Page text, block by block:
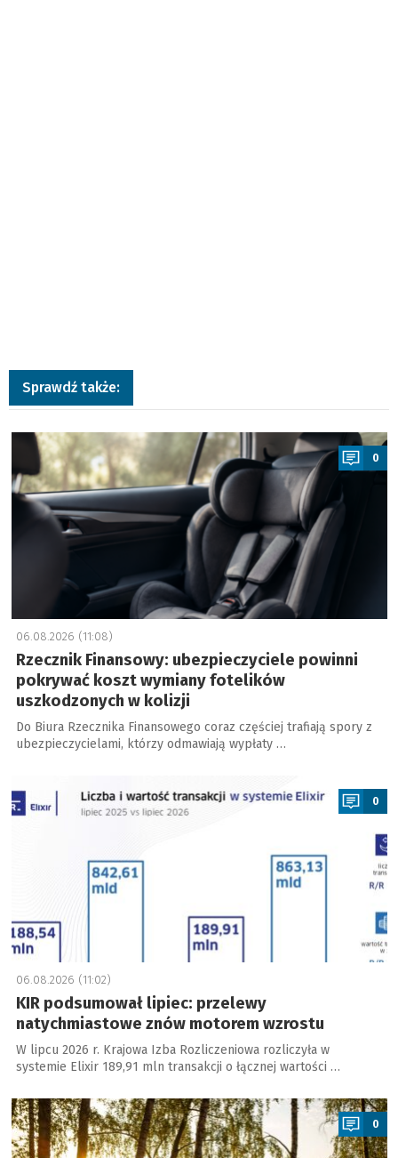
Sprawdź także:
a
0
06.08.2026 (11:08)
Rzecznik Finansowy: ubezpieczyciele powinni
pokrywać koszt wymiany fotelików
uszkodzonych w kolizji
Do Biura Rzecznika Finansowego coraz częściej trafiają spory z
ubezpieczycielami, którzy odmawiają wypłaty …
0
06.08.2026 (11:02)
KIR podsumował lipiec: przelewy
natychmiastowe znów motorem wzrostu
W lipcu 2026 r. Krajowa Izba Rozliczeniowa rozliczyła w
systemie Elixir 189,91 mln transakcji o łącznej wartości …
a
0